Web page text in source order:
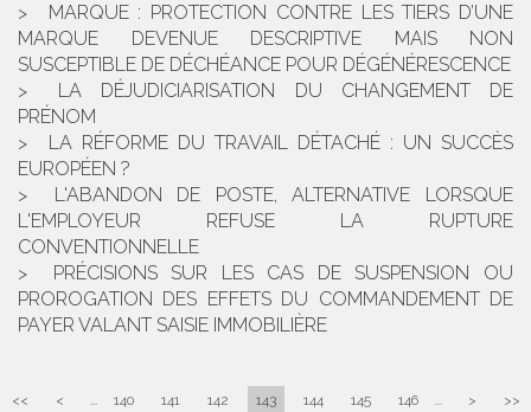
MARQUE : PROTECTION CONTRE LES TIERS D’UNE
MARQUE DEVENUE DESCRIPTIVE MAIS NON
SUSCEPTIBLE DE DÉCHÉANCE POUR DÉGÉNÉRESCENCE
LA DÉJUDICIARISATION DU CHANGEMENT DE
PRÉNOM
LA RÉFORME DU TRAVAIL DÉTACHÉ : UN SUCCÈS
EUROPÉEN ?
L'ABANDON DE POSTE, ALTERNATIVE LORSQUE
L'EMPLOYEUR REFUSE LA RUPTURE
CONVENTIONNELLE
PRÉCISIONS SUR LES CAS DE SUSPENSION OU
PROROGATION DES EFFETS DU COMMANDEMENT DE
PAYER VALANT SAISIE IMMOBILIÈRE
<< < ... 140 141 142 143 144 145 146 ... > >>